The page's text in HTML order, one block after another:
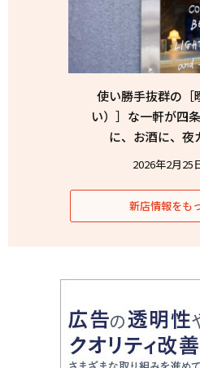
使い勝手抜群の［
い）］な一軒が四
に、お酒に、夜
2026年2月25
新店情報をも